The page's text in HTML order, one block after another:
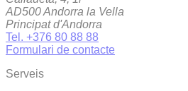
AD500 Andorra la Vella
Principat d'Andorra
Tel. +376 80 88 88
Formulari de contacte
Serveis